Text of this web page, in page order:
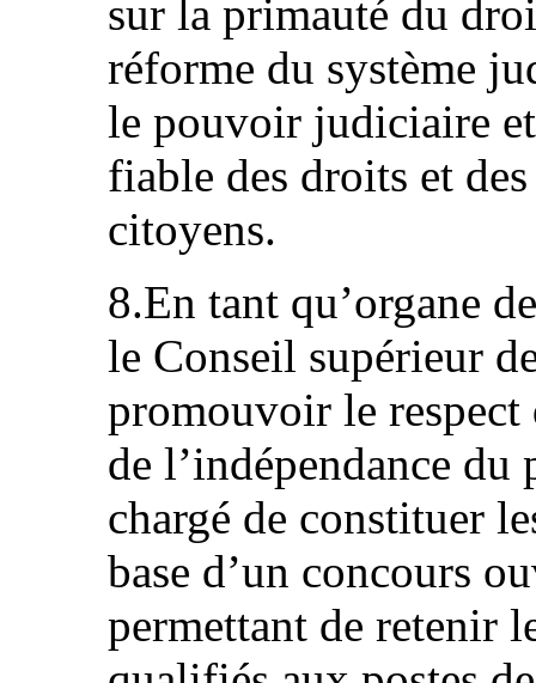
sur la primauté du
réforme du système
le pouvoir judiciaire
fiable des droits et
citoyens.
8.En tant qu’organe
le Conseil supérieur
promouvoir le
de l’indépendance
chargé de constituer
base d’un concours
permettant de retenir